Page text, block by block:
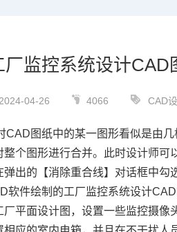
厂监控系统设计CAD
2024-04-26 4066 CAD
CAD图纸中的某一图形看似是由
个图形进行合并。此时设计师可
出的【消除重合线】对话框中勾
软件绘制的工厂监控系统设计CAD
平面设计图，设置一些监控摄像